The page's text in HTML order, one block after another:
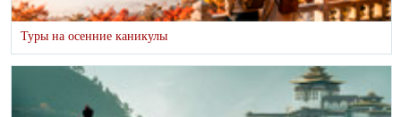
Туры на осенние каникулы